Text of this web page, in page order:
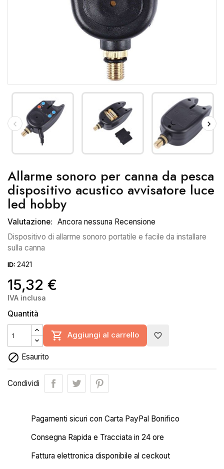
Allarme sonoro per canna da pesca
dispositivo acustico avvisatore luce
led hobby
Valutazione: Ancora nessuna Recensione
Dispositivo di allarme sonoro portatile e facile da installare
sulla canna
ID: 2421
15,32 €
IVA inclusa
Quantità
 Aggiungi al carrello favorite_border
 Esaurito
Condividi
Pagamenti sicuri con Carta PayPal Bonifico
Consegna Rapida e Tracciata in 24 ore
Fattura elettronica disponibile al ceckout